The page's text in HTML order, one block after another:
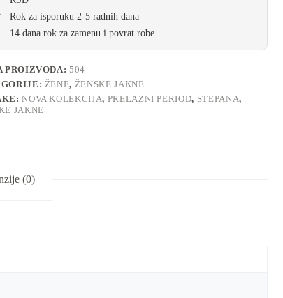
Rok za isporuku 2-5 radnih dana
14 dana rok za zamenu i povrat robe
PROIZVODA:504
ŽENE, ŽENSKE JAKNE
NOVA KOLEKCIJA, PRELAZNI PERIOD, STEPANA,
JAKNE
(0)